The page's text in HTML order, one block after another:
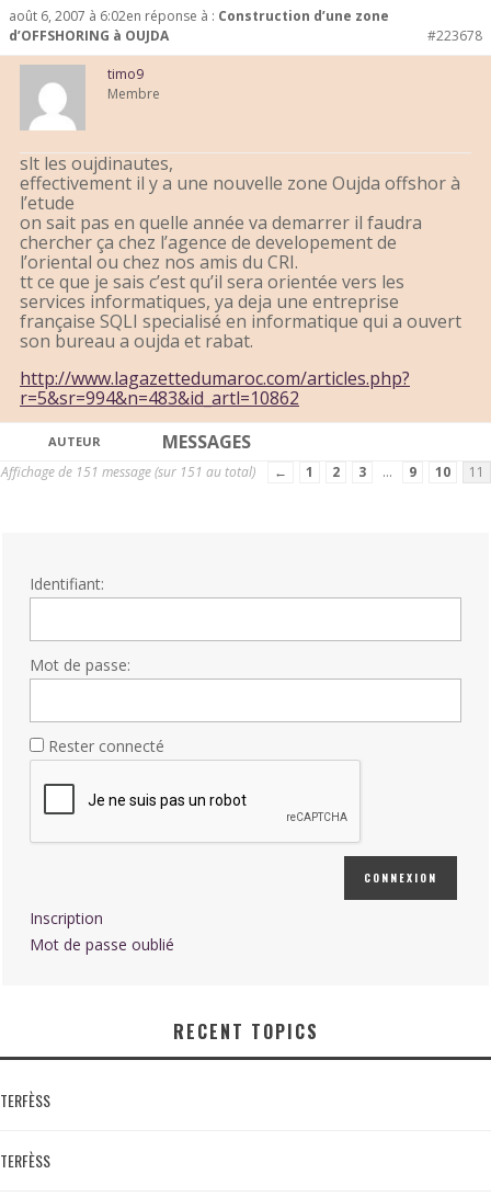
août 6, 2007 à 6:02en réponse à : Construction d’une zone
d’OFFSHORING à OUJDA
#223678
timo9
Membre
slt les oujdinautes,
effectivement il y a une nouvelle zone Oujda offshor à
l’etude
on sait pas en quelle année va demarrer il faudra
chercher ça chez l’agence de developement de
l’oriental ou chez nos amis du CRI.
tt ce que je sais c’est qu’il sera orientée vers les
services informatiques, ya deja une entreprise
française SQLI specialisé en informatique qui a ouvert
son bureau a oujda et rabat.
http://www.lagazettedumaroc.com/articles.php?
r=5&sr=994&n=483&id_artl=10862
AUTEUR MESSAGES
Affichage de 151 message (sur 151 au total) ← 1 2 3 … 9 10 11
Identifiant:
Mot de passe:
Rester connecté
CONNEXION
Inscription
Mot de passe oublié
RECENT TOPICS
TERFÈSS
TERFÈSS